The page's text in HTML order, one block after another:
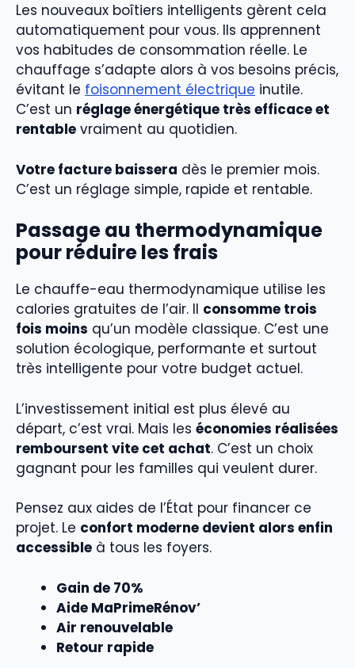
Les nouveaux boîtiers intelligents gèrent cela
automatiquement pour vous. Ils apprennent
vos habitudes de consommation réelle. Le
chauffage s’adapte alors à vos besoins précis,
évitant le foisonnement électrique inutile.
C’est un réglage énergétique très efficace et
rentable vraiment au quotidien.
Votre facture baissera dès le premier mois.
C’est un réglage simple, rapide et rentable.
Passage au thermodynamique
pour réduire les frais
Le chauffe-eau thermodynamique utilise les
calories gratuites de l’air. Il consomme trois
fois moins qu’un modèle classique. C’est une
solution écologique, performante et surtout
très intelligente pour votre budget actuel.
L’investissement initial est plus élevé au
départ, c’est vrai. Mais les économies réalisées
remboursent vite cet achat. C’est un choix
gagnant pour les familles qui veulent durer.
Pensez aux aides de l’État pour financer ce
projet. Le confort moderne devient alors enfin
accessible à tous les foyers.
Gain de 70%
Aide MaPrimeRénov’
Air renouvelable
Retour rapide